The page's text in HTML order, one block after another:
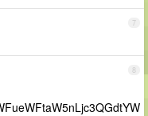
7
8